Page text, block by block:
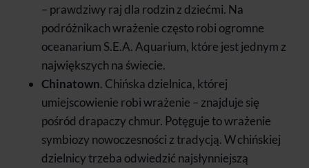
– prawdziwy raj dla rodzin z dziećmi. Na
podróżnikach wrażenie często robi ogromne
oceanarium S.E.A. Aquarium, które jest jednym z
największych na świecie.
Chinatown. Chińska dzielnica, której
umiejscowienie robi wrażenie – znajduje się
pośród drapaczy chmur. Potęguje to wrażenie
symbiozy nowoczesności z tradycją. W chińskiej
dzielnicy trzeba odwiedzić najsłynniejszą